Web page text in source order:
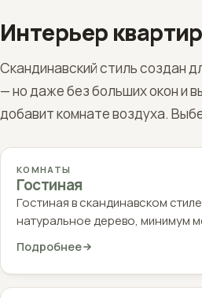
Интерьер
Скандинавский стиль создан
— но даже без больших окон и
добавит комнате воздуха.
КОМНАТЫ
Гостиная
Гостиная в скандинавском
натуральное дерево, минимум
Подробнее